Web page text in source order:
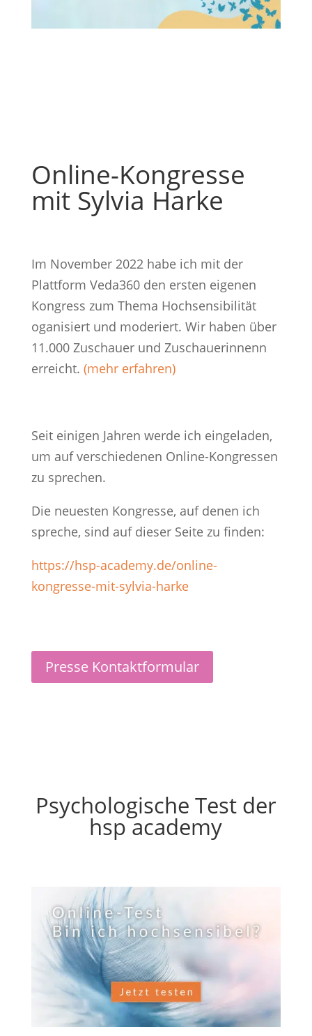
Online-Kongresse
mit Sylvia Harke
Im November 2022 habe ich mit der
Plattform Veda360 den ersten eigenen
Kongress zum Thema Hochsensibilität
oganisiert und moderiert. Wir haben über
11.000 Zuschauer und Zuschauerinnenn
erreicht. (mehr erfahren)
Seit einigen Jahren werde ich eingeladen,
um auf verschiedenen Online-Kongressen
zu sprechen.
Die neuesten Kongresse, auf denen ich
spreche, sind auf dieser Seite zu finden:
https://hsp-academy.de/online-
kongresse-mit-sylvia-harke
Presse Kontaktformular
Psychologische Test der
hsp academy